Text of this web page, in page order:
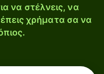
να στέλνεις, να
χρήματα σα να